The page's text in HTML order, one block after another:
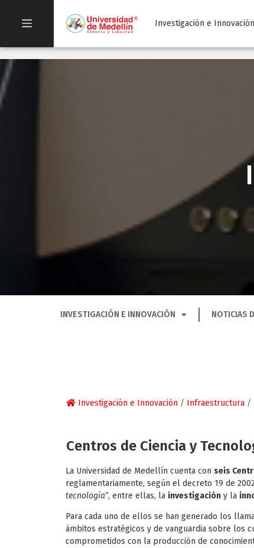
Investigación e Innovación
INVESTIGACIÓN E INNOVACIÓN NOTICIAS
Investigación e Innovación / Infraestructura /
Centros de Ciencia y
La Universidad de Medellín cuenta con seis
reglamentariamente, según el decreto 19 de
tecnología”, entre ellas, la investigación y la
Para cada uno de ellos se han generado los
ámbitos estratégicos y de vanguardia sobre los
comprometidos con la producción de